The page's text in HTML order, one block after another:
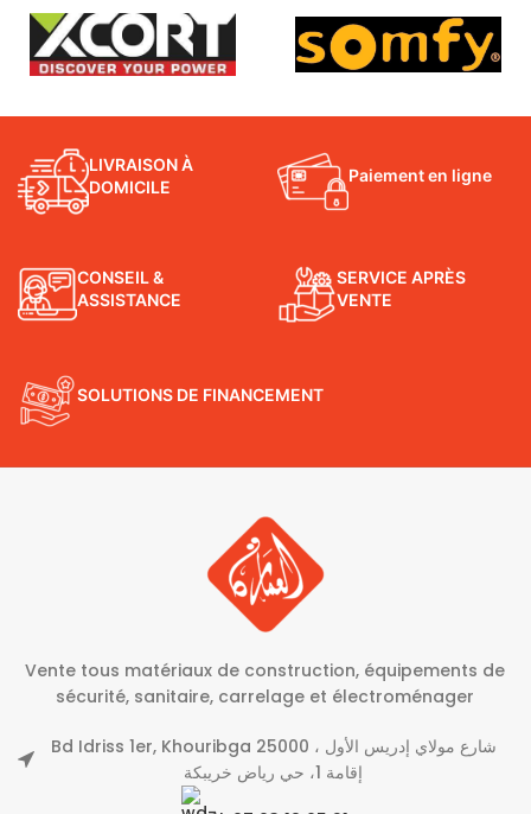
LIVRAISON À
DOMICILE
Paiement en ligne
CONSEIL &
ASSISTANCE
SERVICE APRÈS
VENTE
SOLUTIONS DE FINANCEMENT
Vente tous matériaux de construction, équipements de
sécurité, sanitaire, carrelage et électroménager
Bd Idriss 1er, Khouribga 25000 شارع مولاي إدريس الأول ،
إقامة 1، حي رياض خريبكة